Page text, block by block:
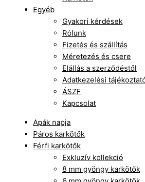
Egyéb
Gyakori kérdések
Rólunk
Fizetés és szállítás
Méretezés és csere
Elállás a szerződéstől
Adatkezelési
ÁSZF
Kapcsolat
Apák napja
Páros karkötők
Férfi karkötők
Exkluzív kollekció
8 mm gyöngy karkötők